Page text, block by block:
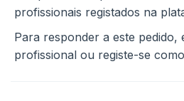
profissionais registados na
Para responder a este pedido,
profissional ou registe-se